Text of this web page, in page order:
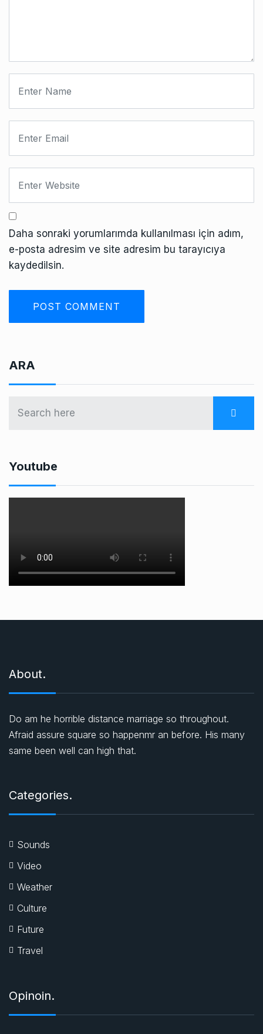
Daha sonraki yorumlarımda kullanılması için adım,
e-posta adresim ve site adresim bu tarayıcıya
kaydedilsin.
ARA
Youtube
About.
Do am he horrible distance marriage so throughout.
Afraid assure square so happenmr an before. His many
same been well can high that.
Categories.
Sounds
Video
Weather
Culture
Future
Travel
Opinoin.